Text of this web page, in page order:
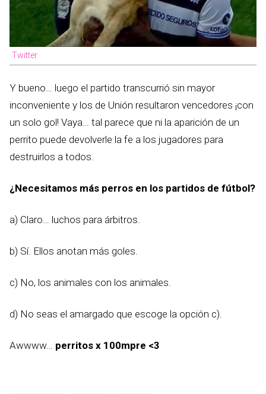
Twitter
Y bueno… luego el partido transcurrió sin mayor
inconveniente y los de Unión resultaron vencedores ¡con
un solo gol! Vaya… tal parece que ni la aparición de un
perrito puede devolverle la fe a los jugadores para
destruirlos a todos.
¿Necesitamos más perros en los partidos de fútbol?
a) Claro… luchos para árbitros.
b) Sí. Ellos anotan más goles.
c) No, los animales con los animales.
d) No seas el amargado que escoge la opción c).
Awwww… perritos x 100mpre <3